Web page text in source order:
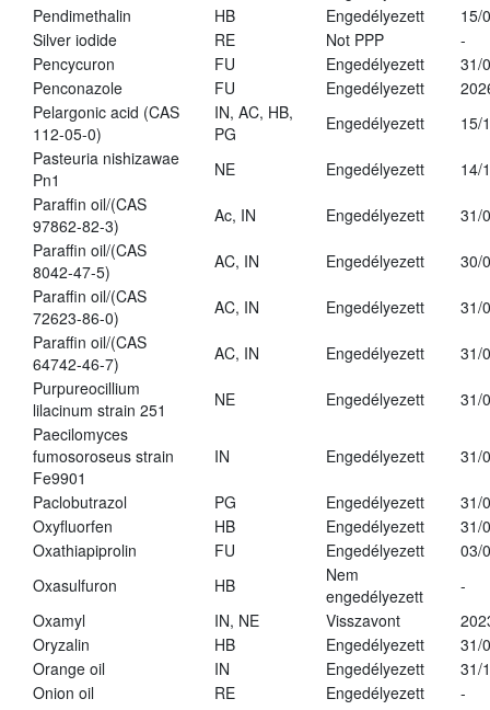
Pendimethalin
HB Engedélyezett
15/
Silver iodide
RE Not PPP
-
Pencycuron
FU Engedélyezett
31/
Penconazole
FU Engedélyezett
Pelargonic acid (CAS
112-05-0)
IN, AC, HB,
PG
Engedélyezett
15/
Pasteuria nishizawae
Pn1
NE Engedélyezett
14/
Paraffin oil/(CAS
97862-82-3)
Ac, IN Engedélyezett
31/
Paraffin oil/(CAS
8042-47-5)
AC, IN Engedélyezett
30/
Paraffin oil/(CAS
72623-86-0)
AC, IN Engedélyezett
31/
Paraffin oil/(CAS
64742-46-7)
AC, IN Engedélyezett
31/
Purpureocillium
lilacinum strain 251
NE Engedélyezett
31/
Paecilomyces
fumosoroseus strain
Fe9901
IN Engedélyezett 31/
Paclobutrazol PG Engedélyezett
31/
Oxyfluorfen
HB Engedélyezett
31/
Oxathiapiprolin
FU Engedélyezett
03/
Oxasulfuron
HB
Nem
engedélyezett
-
Oxamyl
IN, NE Visszavont
Oryzalin
HB Engedélyezett
31/
Orange oil
IN Engedélyezett
31/
Onion oil
RE Engedélyezett
-